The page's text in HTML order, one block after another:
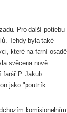
Pro další potřebu
Tehdy byla také
které na farní osadě
svěcena nově
farář P. Jakub
jako "poutník
komisionelním